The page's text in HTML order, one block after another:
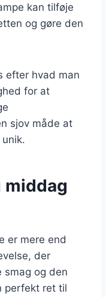
kan tilføje
og gøre den
efter hvad man
for at
sjov måde at
middag
er mere end
der
smag og den
perfekt ret til